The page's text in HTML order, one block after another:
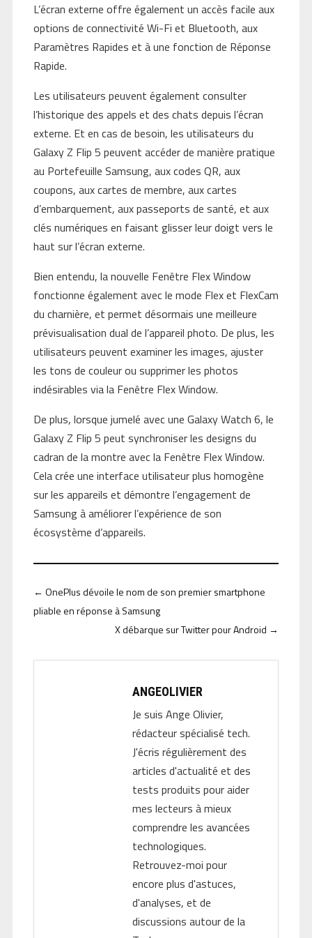
L’écran externe offre également un accès facile aux
options de connectivité Wi-Fi et Bluetooth, aux
Paramètres Rapides et à une fonction de Réponse
Rapide.
Les utilisateurs peuvent également consulter
l’historique des appels et des chats depuis l’écran
externe. Et en cas de besoin, les utilisateurs du
Galaxy Z Flip 5 peuvent accéder de manière pratique
au Portefeuille Samsung, aux codes QR, aux
coupons, aux cartes de membre, aux cartes
d’embarquement, aux passeports de santé, et aux
clés numériques en faisant glisser leur doigt vers le
haut sur l’écran externe.
Bien entendu, la nouvelle Fenêtre Flex Window
fonctionne également avec le mode Flex et FlexCam
du charnière, et permet désormais une meilleure
prévisualisation dual de l’appareil photo. De plus, les
utilisateurs peuvent examiner les images, ajuster
les tons de couleur ou supprimer les photos
indésirables via la Fenêtre Flex Window.
De plus, lorsque jumelé avec une Galaxy Watch 6, le
Galaxy Z Flip 5 peut synchroniser les designs du
cadran de la montre avec la Fenêtre Flex Window.
Cela crée une interface utilisateur plus homogène
sur les appareils et démontre l’engagement de
Samsung à améliorer l’expérience de son
écosystème d’appareils.
← OnePlus dévoile le nom de son premier smartphone
pliable en réponse à Samsung
X débarque sur Twitter pour Android →
ANGEOLIVIER
Je suis Ange Olivier,
rédacteur spécialisé tech.
J'écris régulièrement des
articles d'actualité et des
tests produits pour aider
mes lecteurs à mieux
comprendre les avancées
technologiques.
Retrouvez-moi pour
encore plus d'astuces,
d'analyses, et de
discussions autour de la